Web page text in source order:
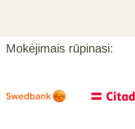
Mokėjimais rūpinasi: